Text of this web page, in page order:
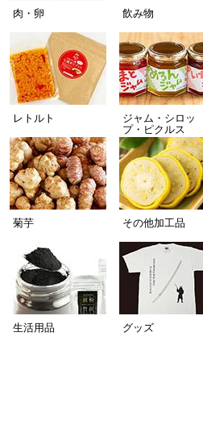
肉・卵 飲み物
レトルト
ジャム・シロッ
プ・ピクルス
菊芋 その他加工品
生活用品 グッズ